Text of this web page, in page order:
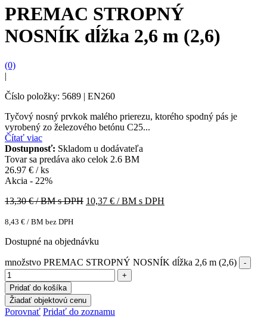
PREMAC STROPNÝ
NOSNÍK dĺžka 2,6 m (2,6)
(0)
|
Číslo položky: 5689 | EN260
Tyčový nosný prvkok malého prierezu, ktorého spodný pás je
vyrobený zo železového betónu C25...
Čítať viac
Dostupnosť: Skladom u dodávateľa
Tovar sa predáva ako celok 2.6 BM
26.97 € / ks
Akcia - 22%
13,30€ / BM s DPH 10,37 € / BM s DPH
8,43 € / BM bez DPH
Dostupné na objednávku
množstvo PREMAC STROPNÝ NOSNÍK dĺžka 2,6 m (2,6)
Pridať do košíka
Žiadať objektovú cenu
Porovnať Pridať do zoznamu